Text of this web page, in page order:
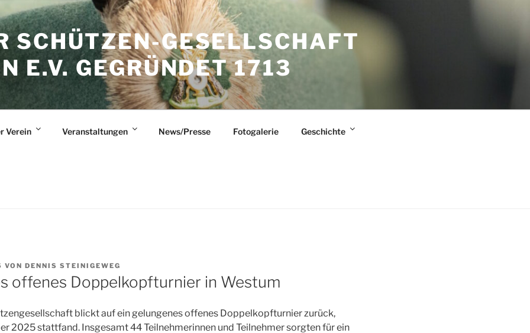
SCHÜTZEN-GESELLSCHAFT
E.V. GEGRÜNDET 1713
Verein Veranstaltungen News/Presse Fotogalerie Geschichte
VON DENNIS STEINIGEWEG
offenes Doppelkopfturnier in Westum
blickt auf ein gelungenes offenes Doppelkopfturnier zurück,
2025 stattfand. Insgesamt 44 Teilnehmerinnen und Teilnehmer sorgten für ein